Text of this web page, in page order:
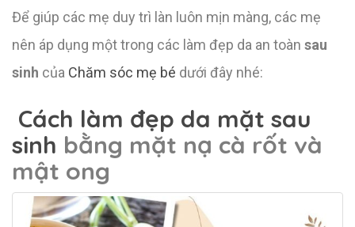
Để giúp các mẹ duy trì làn luôn mịn màng, các mẹ
nên áp dụng một trong các làm đẹp da an toàn sau
sinh của Chăm sóc mẹ bé dưới đây nhé:
Cách làm đẹp da mặt sau
sinh bằng mặt nạ cà rốt và
mật ong